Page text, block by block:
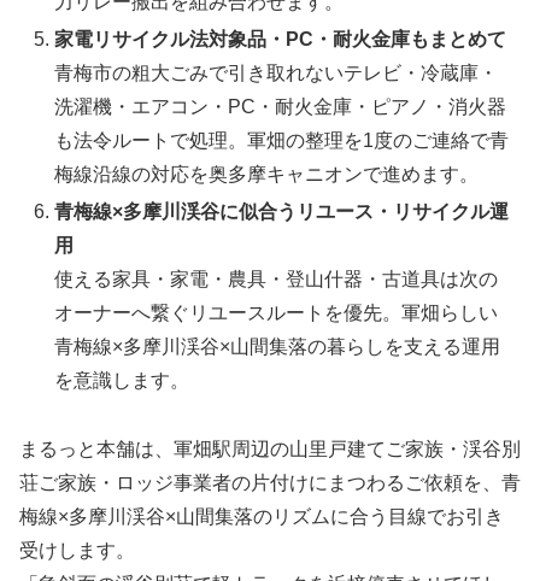
家電リサイクル法対象品・PC・耐火金庫もまとめて
青梅市の粗大ごみで引き取れないテレビ・冷蔵庫・
洗濯機・エアコン・PC・耐火金庫・ピアノ・消火器
も法令ルートで処理。軍畑の整理を1度のご連絡で青
梅線沿線の対応を奥多摩キャニオンで進めます。
青梅線×多摩川渓谷に似合うリユース・リサイクル運
用
使える家具・家電・農具・登山什器・古道具は次の
オーナーへ繋ぐリユースルートを優先。軍畑らしい
青梅線×多摩川渓谷×山間集落の暮らしを支える運用
を意識します。
まるっと本舗は、軍畑駅周辺の山里戸建てご家族・渓谷別
荘ご家族・ロッジ事業者の片付けにまつわるご依頼を、青
梅線×多摩川渓谷×山間集落のリズムに合う目線でお引き
受けします。